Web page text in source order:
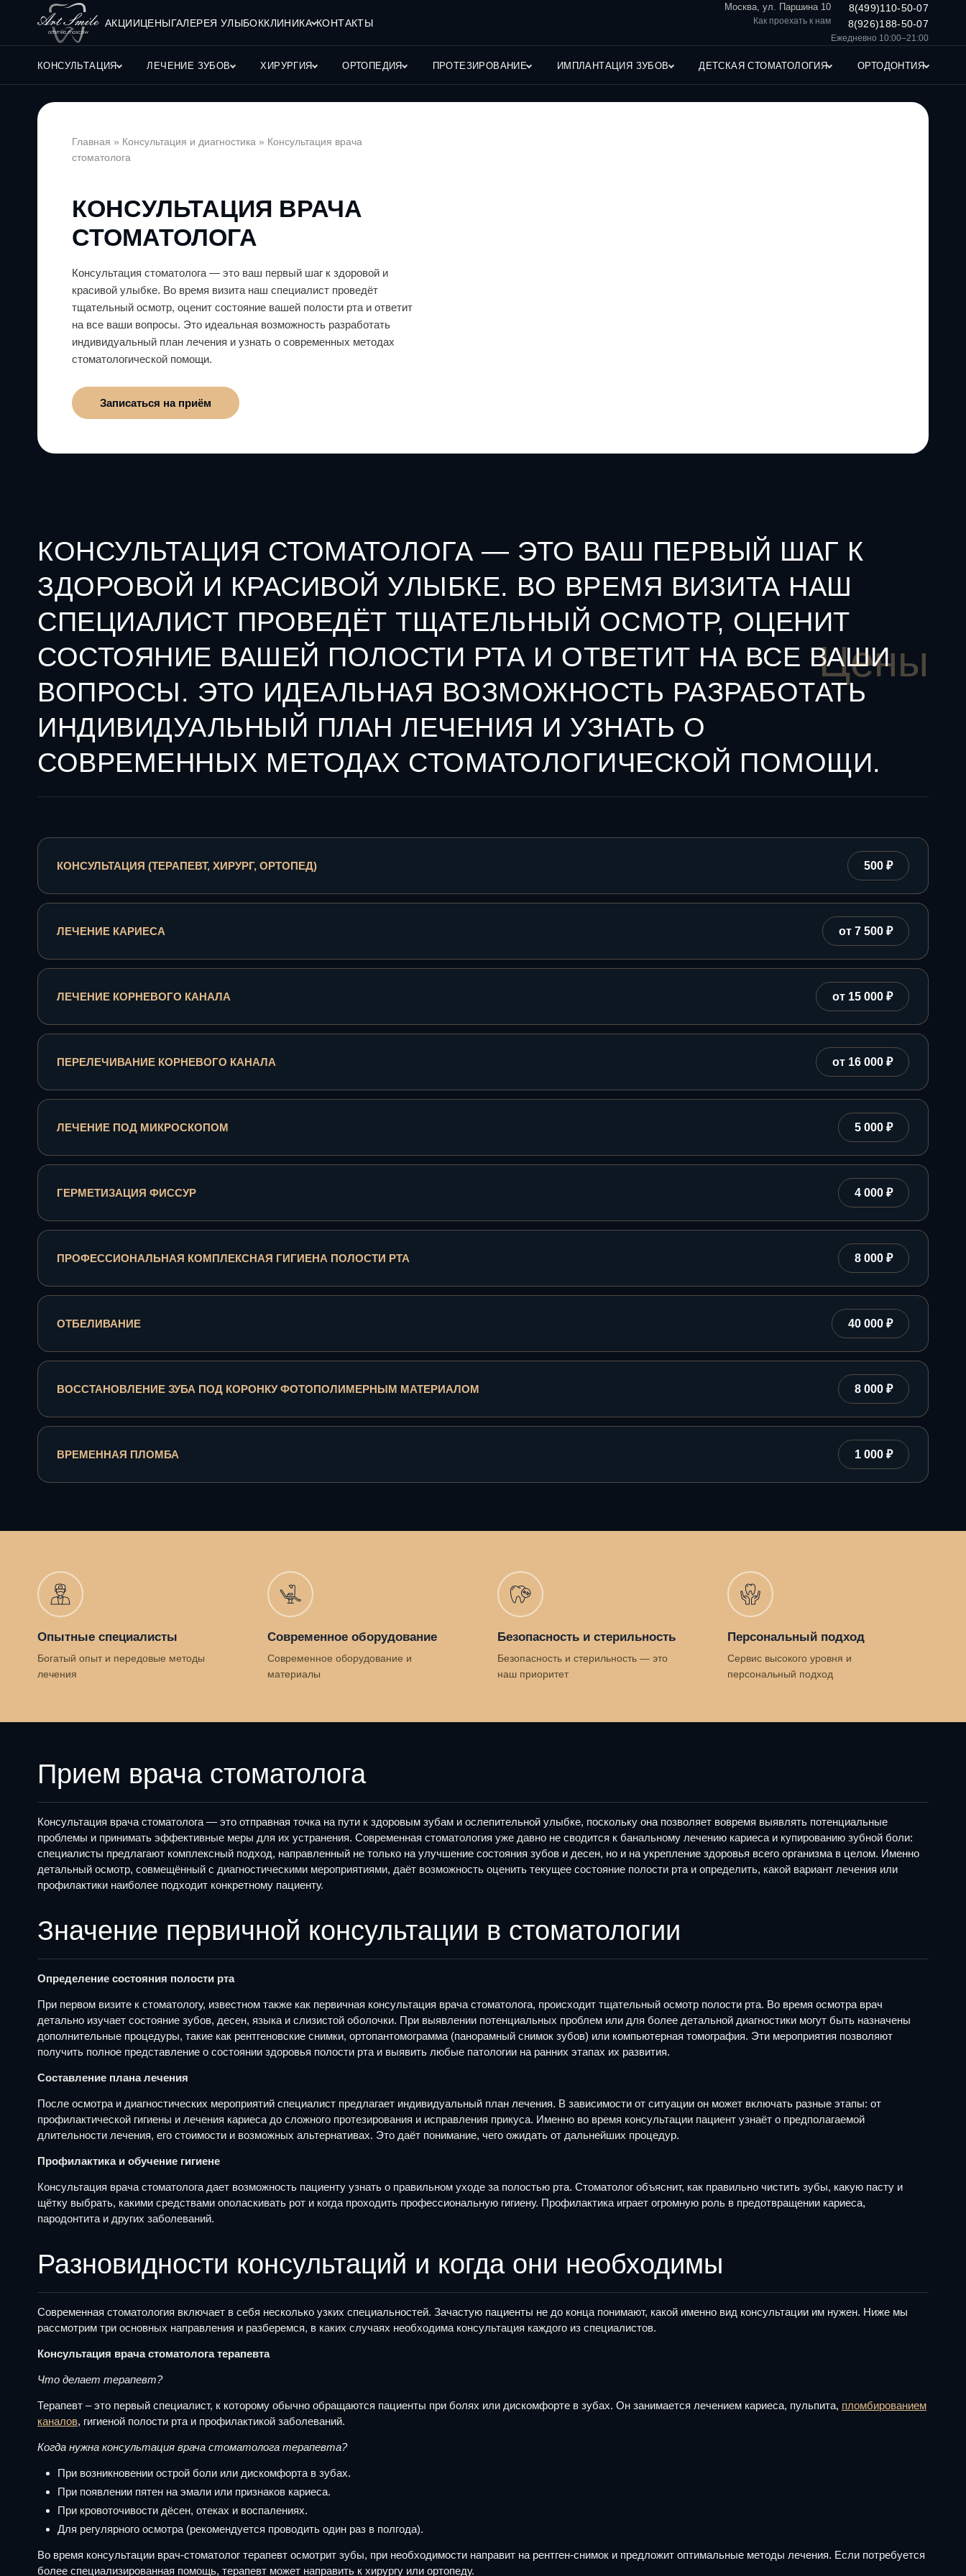
АКЦИИЦЕНЫГАЛЕРЕЯ УЛЫБОККЛИНИКА КОНТАКТЫ
Москва, ул. Паршина 10
Как проехать к нам
8(499)110-50-07
8(926)188-50-07
Ежедневно 10:00–21:00
КОНСУЛЬТАЦИЯ ЛЕЧЕНИЕ ЗУБОВ ХИРУРГИЯ ОРТОПЕДИЯ ПРОТЕЗИРОВАНИЕ ИМПЛАНТАЦИЯ ЗУБОВ ДЕТСКАЯ СТОМАТОЛОГИЯ ОРТОДОНТИЯ
Главная » Консультация и диагностика » Консультация врача
стоматолога
КОНСУЛЬТАЦИЯ ВРАЧА
СТОМАТОЛОГА
Консультация стоматолога — это ваш первый шаг к здоровой и
красивой улыбке. Во время визита наш специалист проведёт
тщательный осмотр, оценит состояние вашей полости рта и ответит
на все ваши вопросы. Это идеальная возможность разработать
индивидуальный план лечения и узнать о современных методах
стоматологической помощи.
Записаться на приём
КОНСУЛЬТАЦИЯ СТОМАТОЛОГА — ЭТО ВАШ ПЕРВЫЙ ШАГ К
ЗДОРОВОЙ И КРАСИВОЙ УЛЫБКЕ. ВО ВРЕМЯ ВИЗИТА НАШ
СПЕЦИАЛИСТ ПРОВЕДЁТ ТЩАТЕЛЬНЫЙ ОСМОТР, ОЦЕНИТ
СОСТОЯНИЕ ВАШЕЙ ПОЛОСТИ РТА И ОТВЕТИТ НА ВСЕ ВАШИ
ВОПРОСЫ. ЭТО ИДЕАЛЬНАЯ ВОЗМОЖНОСТЬ РАЗРАБОТАТЬ
ИНДИВИДУАЛЬНЫЙ ПЛАН ЛЕЧЕНИЯ И УЗНАТЬ О
СОВРЕМЕННЫХ МЕТОДАХ СТОМАТОЛОГИЧЕСКОЙ ПОМОЩИ.
Цены
КОНСУЛЬТАЦИЯ (ТЕРАПЕВТ, ХИРУРГ, ОРТОПЕД) 500 ₽
ЛЕЧЕНИЕ КАРИЕСА от 7 500 ₽
ЛЕЧЕНИЕ КОРНЕВОГО КАНАЛА от 15 000 ₽
ПЕРЕЛЕЧИВАНИЕ КОРНЕВОГО КАНАЛА от 16 000 ₽
ЛЕЧЕНИЕ ПОД МИКРОСКОПОМ 5 000 ₽
ГЕРМЕТИЗАЦИЯ ФИССУР 4 000 ₽
ПРОФЕССИОНАЛЬНАЯ КОМПЛЕКСНАЯ ГИГИЕНА ПОЛОСТИ РТА 8 000 ₽
ОТБЕЛИВАНИЕ 40 000 ₽
ВОССТАНОВЛЕНИЕ ЗУБА ПОД КОРОНКУ ФОТОПОЛИМЕРНЫМ МАТЕРИАЛОМ 8 000 ₽
ВРЕМЕННАЯ ПЛОМБА 1 000 ₽
Опытные специалисты
Богатый опыт и передовые методы
лечения
Современное оборудование
Современное оборудование и
материалы
Безопасность и стерильность
Безопасность и стерильность — это
наш приоритет
Персональный подход
Сервис высокого уровня и
персональный подход
Прием врача стоматолога
Консультация врача стоматолога — это отправная точка на пути к здоровым зубам и ослепительной улыбке, поскольку она позволяет вовремя выявлять потенциальные
проблемы и принимать эффективные меры для их устранения. Современная стоматология уже давно не сводится к банальному лечению кариеса и купированию зубной боли:
специалисты предлагают комплексный подход, направленный не только на улучшение состояния зубов и десен, но и на укрепление здоровья всего организма в целом. Именно
детальный осмотр, совмещённый с диагностическими мероприятиями, даёт возможность оценить текущее состояние полости рта и определить, какой вариант лечения или
профилактики наиболее подходит конкретному пациенту.
Значение первичной консультации в стоматологии
Определение состояния полости рта
При первом визите к стоматологу, известном также как первичная консультация врача стоматолога, происходит тщательный осмотр полости рта. Во время осмотра врач
детально изучает состояние зубов, десен, языка и слизистой оболочки. При выявлении потенциальных проблем или для более детальной диагностики могут быть назначены
дополнительные процедуры, такие как рентгеновские снимки, ортопантомограмма (панорамный снимок зубов) или компьютерная томография. Эти мероприятия позволяют
получить полное представление о состоянии здоровья полости рта и выявить любые патологии на ранних этапах их развития.
Составление плана лечения
После осмотра и диагностических мероприятий специалист предлагает индивидуальный план лечения. В зависимости от ситуации он может включать разные этапы: от
профилактической гигиены и лечения кариеса до сложного протезирования и исправления прикуса. Именно во время консультации пациент узнаёт о предполагаемой
длительности лечения, его стоимости и возможных альтернативах. Это даёт понимание, чего ожидать от дальнейших процедур.
Профилактика и обучение гигиене
Консультация врача стоматолога дает возможность пациенту узнать о правильном уходе за полостью рта. Стоматолог объяснит, как правильно чистить зубы, какую пасту и
щётку выбрать, какими средствами ополаскивать рот и когда проходить профессиональную гигиену. Профилактика играет огромную роль в предотвращении кариеса,
пародонтита и других заболеваний.
Разновидности консультаций и когда они необходимы
Современная стоматология включает в себя несколько узких специальностей. Зачастую пациенты не до конца понимают, какой именно вид консультации им нужен. Ниже мы
рассмотрим три основных направления и разберемся, в каких случаях необходима консультация каждого из специалистов.
Консультация врача стоматолога терапевта
Что делает терапевт?
Терапевт – это первый специалист, к которому обычно обращаются пациенты при болях или дискомфорте в зубах. Он занимается лечением кариеса, пульпита, пломбированием
каналов, гигиеной полости рта и профилактикой заболеваний.
Когда нужна консультация врача стоматолога терапевта?
При возникновении острой боли или дискомфорта в зубах.
При появлении пятен на эмали или признаков кариеса.
При кровоточивости дёсен, отеках и воспалениях.
Для регулярного осмотра (рекомендуется проводить один раз в полгода).
Во время консультации врач-стоматолог терапевт осмотрит зубы, при необходимости направит на рентген-снимок и предложит оптимальные методы лечения. Если потребуется
более специализированная помощь, терапевт может направить к хирургу или ортопеду.